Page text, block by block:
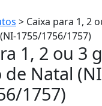
> Caixa para 1, 2
1755/1756/1757)
1, 2 ou 3
Natal
1757)